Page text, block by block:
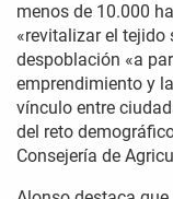
menos de 10.000
«revitalizar el
despoblación «a
emprendimiento y
vínculo entre
del reto
Consejería de